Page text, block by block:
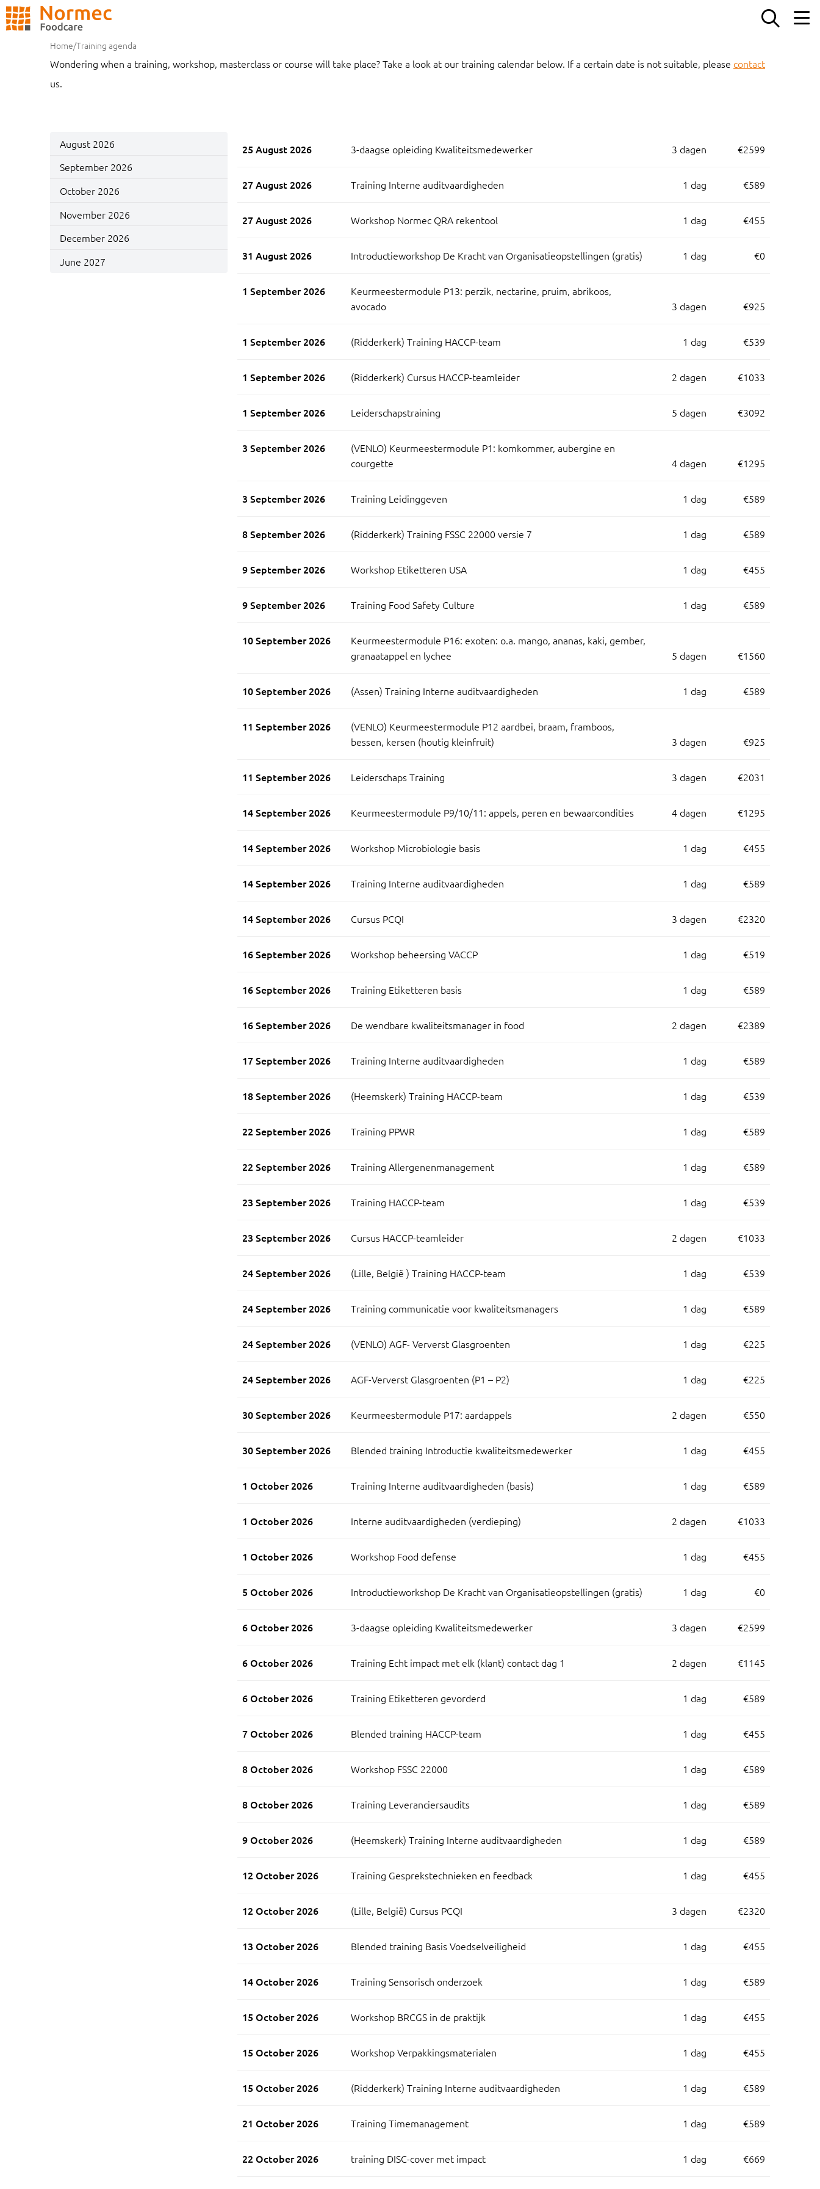
ZOEKEN
Home/Training agenda
Wondering when a training, workshop, masterclass or course will take place? Take a look at our training calendar below. If a certain date is not suitable, please contact
us.
25 August 2026 3-daagse opleiding Kwaliteitsmedewerker 3 dagen €2599
27 August 2026 Training Interne auditvaardigheden 1 dag €589
27 August 2026 Workshop Normec QRA rekentool 1 dag €455
31 August 2026 Introductieworkshop De Kracht van Organisatieopstellingen (gratis) 1 dag €0
1 September 2026
Keurmeestermodule P13: perzik, nectarine, pruim, abrikoos,
avocado
3 dagen €925
1 September 2026 (Ridderkerk) Training HACCP-team 1 dag €539
1 September 2026 (Ridderkerk) Cursus HACCP-teamleider 2 dagen €1033
1 September 2026 Leiderschapstraining 5 dagen €3092
3 September 2026
(VENLO) Keurmeestermodule P1: komkommer, aubergine en
courgette
4 dagen €1295
3 September 2026 Training Leidinggeven 1 dag €589
8 September 2026 (Ridderkerk) Training FSSC 22000 versie 7 1 dag €589
9 September 2026 Workshop Etiketteren USA 1 dag €455
9 September 2026 Training Food Safety Culture 1 dag €589
10 September 2026
Keurmeestermodule P16: exoten: o.a. mango, ananas, kaki, gember,
granaatappel en lychee
5 dagen €1560
10 September 2026 (Assen) Training Interne auditvaardigheden 1 dag €589
11 September 2026
(VENLO) Keurmeestermodule P12 aardbei, braam, framboos,
bessen, kersen (houtig kleinfruit)
3 dagen €925
11 September 2026 Leiderschaps Training 3 dagen €2031
14 September 2026 Keurmeestermodule P9/10/11: appels, peren en bewaarcondities 4 dagen €1295
14 September 2026 Workshop Microbiologie basis 1 dag €455
14 September 2026 Training Interne auditvaardigheden 1 dag €589
14 September 2026 Cursus PCQI 3 dagen €2320
16 September 2026 Workshop beheersing VACCP 1 dag €519
16 September 2026 Training Etiketteren basis 1 dag €589
16 September 2026 De wendbare kwaliteitsmanager in food 2 dagen €2389
17 September 2026 Training Interne auditvaardigheden 1 dag €589
18 September 2026 (Heemskerk) Training HACCP-team 1 dag €539
22 September 2026 Training PPWR 1 dag €589
22 September 2026 Training Allergenenmanagement 1 dag €589
23 September 2026 Training HACCP-team 1 dag €539
23 September 2026 Cursus HACCP-teamleider 2 dagen €1033
24 September 2026 (Lille, België ) Training HACCP-team 1 dag €539
24 September 2026 Training communicatie voor kwaliteitsmanagers 1 dag €589
24 September 2026 (VENLO) AGF- Ververst Glasgroenten 1 dag €225
24 September 2026 AGF-Ververst Glasgroenten (P1 – P2) 1 dag €225
30 September 2026 Keurmeestermodule P17: aardappels 2 dagen €550
30 September 2026 Blended training Introductie kwaliteitsmedewerker 1 dag €455
1 October 2026 Training Interne auditvaardigheden (basis) 1 dag €589
1 October 2026 Interne auditvaardigheden (verdieping) 2 dagen €1033
1 October 2026 Workshop Food defense 1 dag €455
5 October 2026 Introductieworkshop De Kracht van Organisatieopstellingen (gratis) 1 dag €0
6 October 2026 3-daagse opleiding Kwaliteitsmedewerker 3 dagen €2599
6 October 2026 Training Echt impact met elk (klant) contact dag 1 2 dagen €1145
6 October 2026 Training Etiketteren gevorderd 1 dag €589
7 October 2026 Blended training HACCP-team 1 dag €455
8 October 2026 Workshop FSSC 22000 1 dag €589
8 October 2026 Training Leveranciersaudits 1 dag €589
9 October 2026 (Heemskerk) Training Interne auditvaardigheden 1 dag €589
12 October 2026 Training Gesprekstechnieken en feedback 1 dag €455
12 October 2026 (Lille, België) Cursus PCQI 3 dagen €2320
13 October 2026 Blended training Basis Voedselveiligheid 1 dag €455
14 October 2026 Training Sensorisch onderzoek 1 dag €589
15 October 2026 Workshop BRCGS in de praktijk 1 dag €455
15 October 2026 Workshop Verpakkingsmaterialen 1 dag €455
15 October 2026 (Ridderkerk) Training Interne auditvaardigheden 1 dag €589
21 October 2026 Training Timemanagement 1 dag €589
22 October 2026 training DISC-cover met impact 1 dag €669
August 2026
September 2026
October 2026
November 2026
December 2026
June 2027